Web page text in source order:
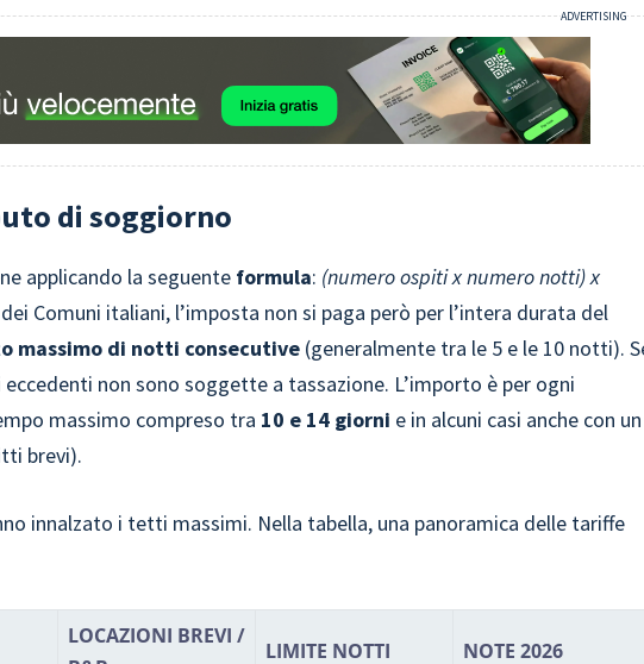
di soggiorno
applicando la seguente formula: (numero ospiti x numero notti) x
Comuni italiani, l’imposta non si paga però per l’intera durata del
massimo di notti consecutive (generalmente tra le 5 e le 10 notti).
non sono soggette a tassazione. L’importo è per ogni
massimo compreso tra 10 e 14 giorni e in alcuni casi anche con un
brevi).
innalzato i tetti massimi. Nella tabella, una panoramica delle tariffe
LOCAZIONI BREVI /
LIMITE NOTTI NOTE 2026